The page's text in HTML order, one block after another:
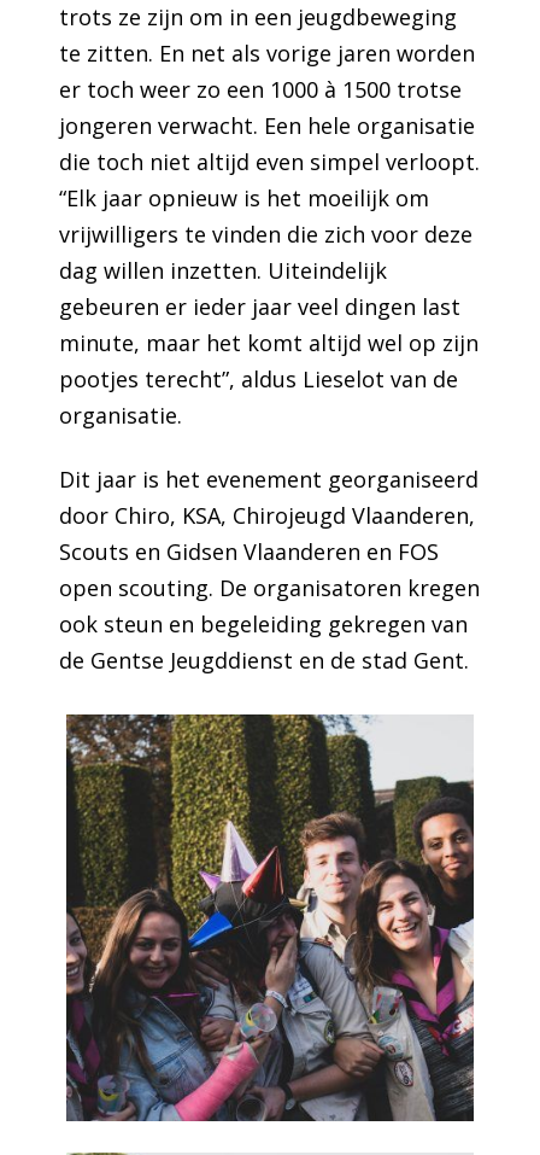
trots ze zijn om in een jeugdbeweging
te zitten. En net als vorige jaren worden
er toch weer zo een 1000 à 1500 trotse
jongeren verwacht. Een hele organisatie
die toch niet altijd even simpel verloopt.
“Elk jaar opnieuw is het moeilijk om
vrijwilligers te vinden die zich voor deze
dag willen inzetten. Uiteindelijk
gebeuren er ieder jaar veel dingen last
minute, maar het komt altijd wel op zijn
pootjes terecht”, aldus Lieselot van de
organisatie.
Dit jaar is het evenement georganiseerd
door Chiro, KSA, Chirojeugd Vlaanderen,
Scouts en Gidsen Vlaanderen en FOS
open scouting. De organisatoren kregen
ook steun en begeleiding gekregen van
de Gentse Jeugddienst en de stad Gent.